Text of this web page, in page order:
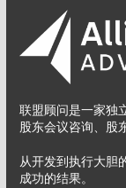
联盟顾问是一家独
股东会议咨询、股
从开发到执行大胆
成功的结果。